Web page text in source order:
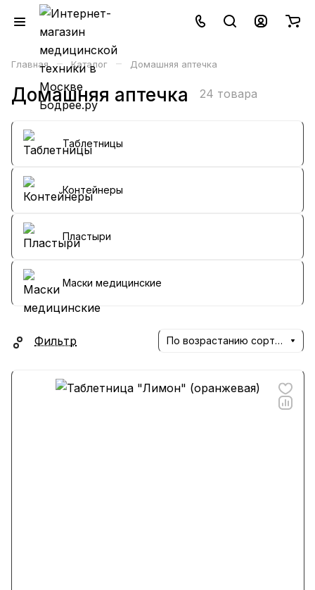
Главная – Каталог – Домашняя аптечка
Домашняя аптечка 24 товара
Таблетницы
Контейнеры
Пластыри
Маски медицинские
Фильтр По возрастанию сортировки